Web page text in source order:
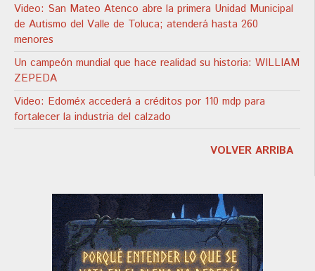
Video: San Mateo Atenco abre la primera Unidad Municipal
de Autismo del Valle de Toluca; atenderá hasta 260
menores
Un campeón mundial que hace realidad su historia: WILLIAM
ZEPEDA
Video: Edoméx accederá a créditos por 110 mdp para
fortalecer la industria del calzado
VOLVER ARRIBA